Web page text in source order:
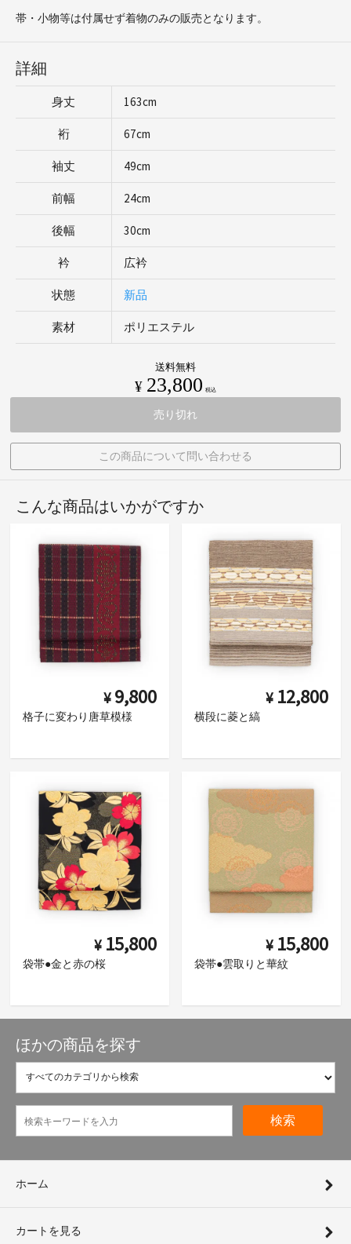
帯・小物等は付属せず着物のみの販売となります。
詳細
身丈 163cm
裄 67cm
袖丈 49cm
前幅 24cm
後幅 30cm
衿 広衿
状態 新品
素材 ポリエステル
送料無料
¥ 23,800 税込
売り切れ
この商品について問い合わせる
こんな商品はいかがですか
¥ 9,800
格子に変わり唐草模様
¥ 12,800
横段に菱と縞
¥ 15,800
袋帯●金と赤の桜
¥ 15,800
袋帯●雲取りと華紋
ほかの商品を探す
検索
ホーム
カートを見る